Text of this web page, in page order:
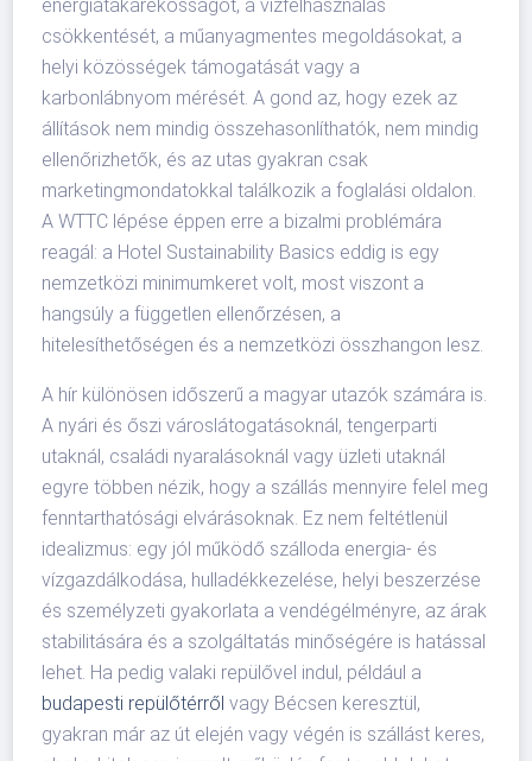
energiatakarékosságot, a vízfelhasználás
csökkentését, a műanyagmentes megoldásokat, a
helyi közösségek támogatását vagy a
karbonlábnyom mérését. A gond az, hogy ezek az
állítások nem mindig összehasonlíthatók, nem mindig
ellenőrizhetők, és az utas gyakran csak
marketingmondatokkal találkozik a foglalási oldalon.
A WTTC lépése éppen erre a bizalmi problémára
reagál: a Hotel Sustainability Basics eddig is egy
nemzetközi minimumkeret volt, most viszont a
hangsúly a független ellenőrzésen, a
hitelesíthetőségen és a nemzetközi összhangon lesz.
A hír különösen időszerű a magyar utazók számára is.
A nyári és őszi városlátogatásoknál, tengerparti
utaknál, családi nyaralásoknál vagy üzleti utaknál
egyre többen nézik, hogy a szállás mennyire felel meg
fenntarthatósági elvárásoknak. Ez nem feltétlenül
idealizmus: egy jól működő szálloda energia- és
vízgazdálkodása, hulladékkezelése, helyi beszerzése
és személyzeti gyakorlata a vendégélményre, az árak
stabilitására és a szolgáltatás minőségére is hatással
lehet. Ha pedig valaki repülővel indul, például a
budapesti repülőtérről vagy Bécsen keresztül,
gyakran már az út elején vagy végén is szállást keres,